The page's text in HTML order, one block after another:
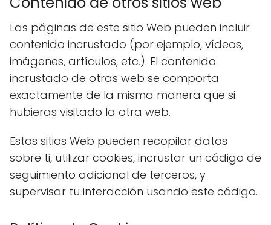
Las páginas de este sitio Web pueden incluir
contenido incrustado (por ejemplo, vídeos,
imágenes, artículos, etc.). El contenido
incrustado de otras web se comporta
exactamente de la misma manera que si
hubieras visitado la otra web.
Estos sitios Web pueden recopilar datos
sobre ti, utilizar cookies, incrustar un código de
seguimiento adicional de terceros, y
supervisar tu interacción usando este código.